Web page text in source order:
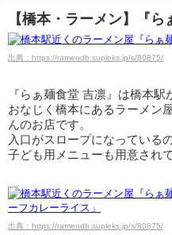
【橋本・ラーメン】『ら
出典：https://ramendb.supleks.jp/s/80875/
『らぁ麺食堂 吉凛』は橋本駅
おなじく橋本にあるラーメン
んのお店です。
入口がスロープになっている
子ども用メニューも用意され
出典：https://ramendb.supleks.jp/s/80875/